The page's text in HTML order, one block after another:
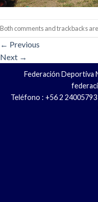
Both comments and trackbacks
← Previous
Next →
Federación Deportiva
Teléfono : +56 2